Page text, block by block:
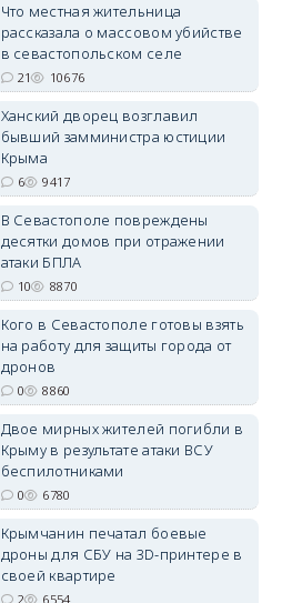
erid: 2SDnjdPjgYS
erid: 2SDnjdvhGXG
Что местная жительница
рассказала о массовом убийстве
в севастопольском селе
21 10676
Ханский дворец возглавил
бывший замминистра юстиции
Крыма
6 9417
В Севастополе повреждены
десятки домов при отражении
атаки БПЛА
10 8870
Кого в Севастополе готовы взять
на работу для защиты города от
дронов
0 8860
Двое мирных жителей погибли в
Крыму в результате атаки ВСУ
беспилотниками
0 6780
Крымчанин печатал боевые
дроны для СБУ на 3D-принтере в
своей квартире
2 6554